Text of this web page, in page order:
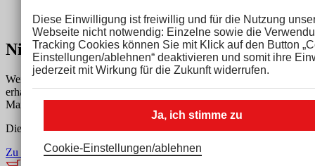
Nicht fündig geworden?
Weitere Losarten und Losvarianten - auch personalisierte Lose -
erhalten Sie über unser Service-Center: 0228 96960-85 oder per E-
Mail
Die vollständigen Gewinnpläne finden Sie hier:
Zu den Gewinnplänen
Diese Einwilligung ist freiwillig und für die Nutzung
Webseite nicht notwendig: Einzelne sowie die
Tracking Cookies können Sie mit Klick auf den Button
Einstellungen/ablehnen“ deaktivieren und somit ihre
jederzeit mit Wirkung für die Zukunft widerrufen.
Ja, ich stimme zu
Cookie-Einstellungen­/­ablehnen